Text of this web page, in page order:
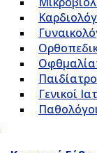
Γενικοί